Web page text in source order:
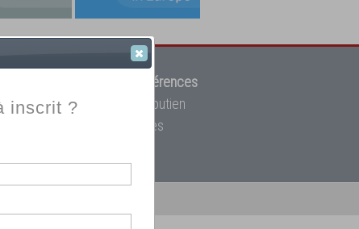
12908 références
mais aussi des cours de soutien
toutes les écoles privées
d'école
inscrit ?